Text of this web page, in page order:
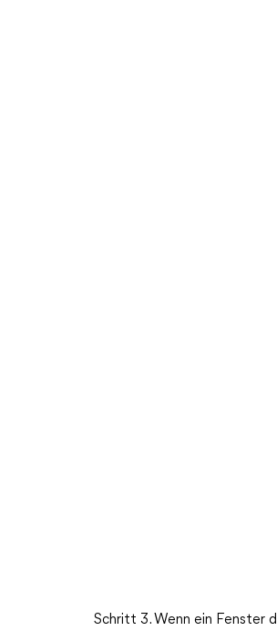
Schritt 3. Wenn ein Fenster